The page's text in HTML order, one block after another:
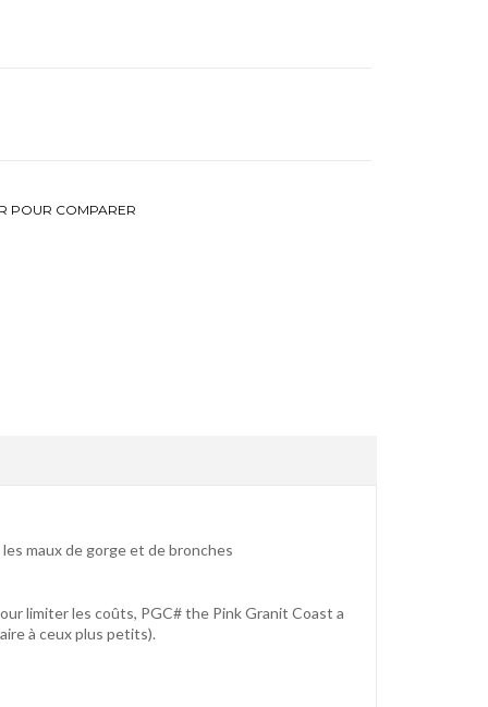
POUR COMPARER
maux de gorge et de bronches
limiter les coûts, PGC# the Pink Granit Coast a
à ceux plus petits).